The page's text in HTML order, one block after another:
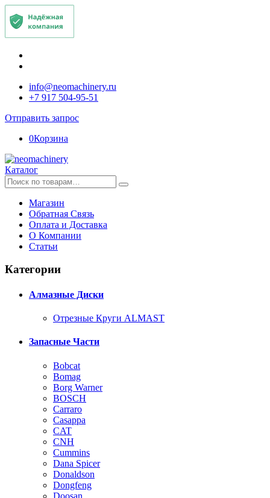
info@neomachinery.ru
+7 917 504-95-51
Отправить запрос
0Корзина
Каталог
Искать:
Магазин
Обратная Связь
Оплата и Доставка
О Компании
Статьи
Категории
Алмазные Диски
Отрезные Круги ALMAST
Запасные Части
Bobcat
Bomag
Borg Warner
BOSCH
Carraro
Casappa
CAT
CNH
Cummins
Dana Spicer
Donaldson
Dongfeng
Doosan